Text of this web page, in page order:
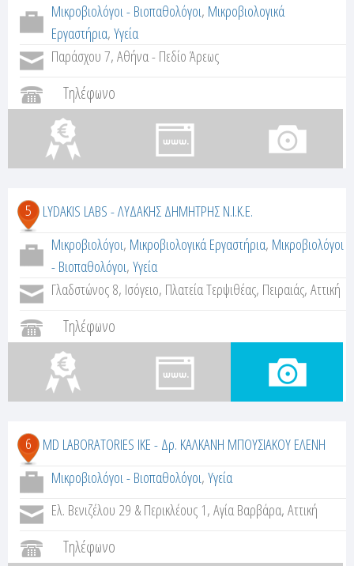
Μικροβιολόγοι - Βιοπαθολόγοι, Μικροβιολογικά
Εργαστήρια,Υγεία
Παράσχου 7, Αθήνα - Πεδίο Άρεως
Τηλέφωνο
5
LYDAKIS LABS - ΛΥΔΑΚΗΣ ΔΗΜΗΤΡΗΣ Ν.Ι.Κ.Ε.
Μικροβιολόγοι, Μικροβιολογικά Εργαστήρια, Μικροβιολόγοι
- Βιοπαθολόγοι,Υγεία
Γλαδστώνος 8, Ισόγειο, Πλατεία Τερψιθέας, Πειραιάς, Αττική
Τηλέφωνο
6
MD LABORATORIES IKE - Δρ. ΚΑΛΚΑΝΗ ΜΠΟΥΣΙΑΚΟΥ ΕΛΕΝΗ
Μικροβιολόγοι - Βιοπαθολόγοι,Υγεία
Ελ. Βενιζέλου 29 & Περικλέους 1, Αγία Βαρβάρα, Αττική
Τηλέφωνο